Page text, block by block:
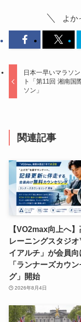
よか
日本一早いマラソ
ト「第11回 湘南国
ソン」
関連記事
【VO2max向上へ】
レーニングスタジ
イアルチ」が会員向
「ランナーズカウ
グ」開始
2026年8月4日